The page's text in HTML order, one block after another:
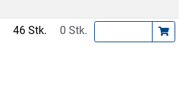
46 Stk. 0 Stk.